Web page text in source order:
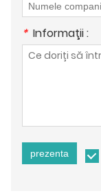
* Informaţii :
prezenta